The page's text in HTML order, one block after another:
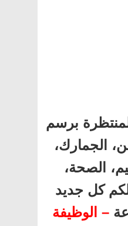
برسم
الجمارك،
الصحة،
كل جديد
– الوظيفة